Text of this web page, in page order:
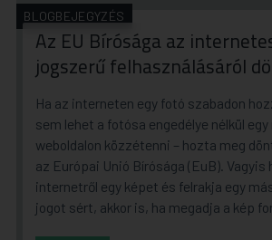
BLOGBEJEGYZÉS
Az EU Bírósága az
jogszerű felhasználásáról
Ha az interneten egy fotó szabadon
sem lehet a fotósa engedélye nélkül
weboldalon közzétenni – hozta meg
az Európai Unió Bírósága (EuB). Vagyis
internetről egy képet és felrakja egy
jogot sért, akkor is, ha megadja a kép